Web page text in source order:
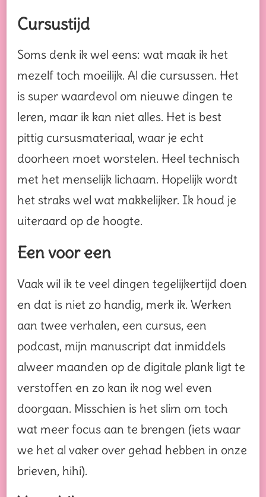
Cursustijd
Soms denk ik wel eens: wat maak ik het
mezelf toch moeilijk. Al die cursussen. Het
is super waardevol om nieuwe dingen te
leren, maar ik kan niet alles. Het is best
pittig cursusmateriaal, waar je echt
doorheen moet worstelen. Heel technisch
met het menselijk lichaam. Hopelijk wordt
het straks wel wat makkelijker. Ik houd je
uiteraard op de hoogte.
Een voor een
Vaak wil ik te veel dingen tegelijkertijd doen
en dat is niet zo handig, merk ik. Werken
aan twee verhalen, een cursus, een
podcast, mijn manuscript dat inmiddels
alweer maanden op de digitale plank ligt te
verstoffen en zo kan ik nog wel even
doorgaan. Misschien is het slim om toch
wat meer focus aan te brengen (iets waar
we het al vaker over gehad hebben in onze
brieven, hihi).